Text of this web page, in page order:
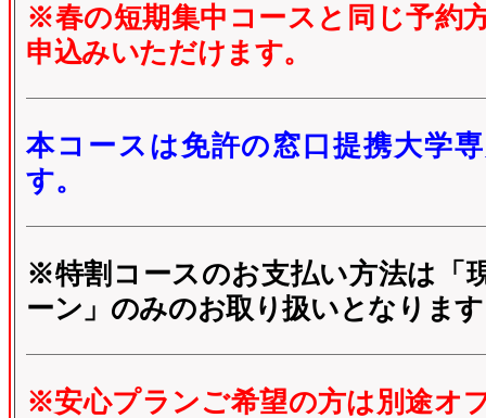
※春の短期集中コースと同じ予約
申込みいただけます。
本コースは免許の窓口提携大学
す。
※特割コースのお支払い方法は「
ーン」のみのお取り扱いとなりま
※安心プランご希望の方は別途オ